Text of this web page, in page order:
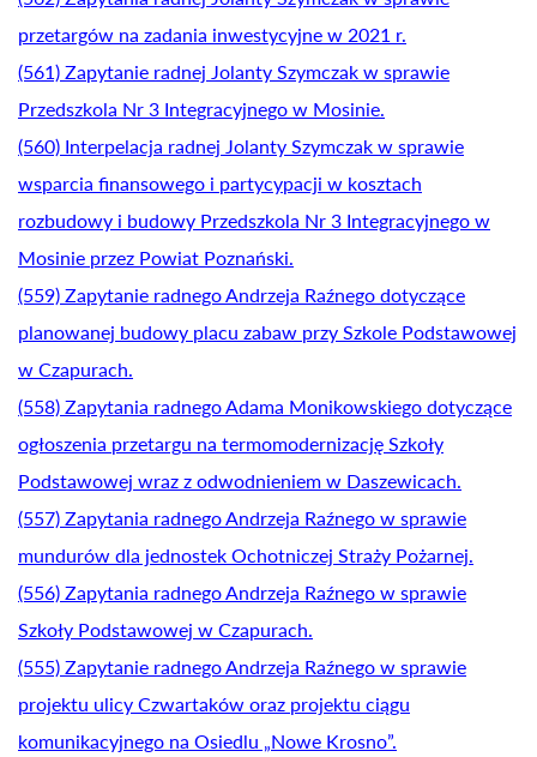
przetargów na zadania inwestycyjne w 2021 r.
(561) Zapytanie radnej Jolanty Szymczak w sprawie
Przedszkola Nr 3 Integracyjnego w Mosinie.
(560) Interpelacja radnej Jolanty Szymczak w sprawie
wsparcia finansowego i partycypacji w kosztach
rozbudowy i budowy Przedszkola Nr 3 Integracyjnego w
Mosinie przez Powiat Poznański.
(559) Zapytanie radnego Andrzeja Raźnego dotyczące
planowanej budowy placu zabaw przy Szkole Podstawowej
w Czapurach.
(558) Zapytania radnego Adama Monikowskiego dotyczące
ogłoszenia przetargu na termomodernizację Szkoły
Podstawowej wraz z odwodnieniem w Daszewicach.
(557) Zapytania radnego Andrzeja Raźnego w sprawie
mundurów dla jednostek Ochotniczej Straży Pożarnej.
(556) Zapytania radnego Andrzeja Raźnego w sprawie
Szkoły Podstawowej w Czapurach.
(555) Zapytanie radnego Andrzeja Raźnego w sprawie
projektu ulicy Czwartaków oraz projektu ciągu
komunikacyjnego na Osiedlu „Nowe Krosno”.